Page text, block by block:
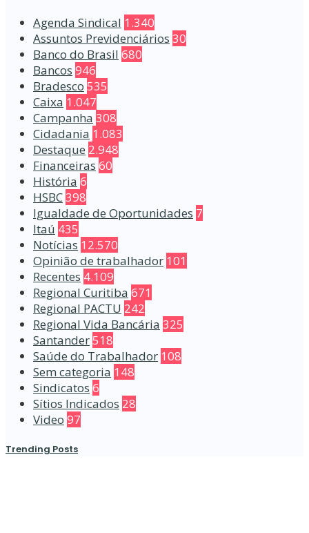
Agenda Sindical 1.340
Assuntos Previdenciários 30
Banco do Brasil 680
Bancos 946
Bradesco 535
Caixa 1.047
Campanha 308
Cidadania 1.083
Destaque 2.948
Financeiras 60
História 6
HSBC398
Igualdade de Oportunidades 7
Itaú 435
Notícias 12.570
Opinião de trabalhador 101
Recentes 4.109
Regional Curitiba 671
Regional PACTU 242
Regional Vida Bancária 325
Santander518
Saúde do Trabalhador 108
Sem categoria 148
Sindicatos 6
Sítios Indicados 28
Video 97
Trending Posts